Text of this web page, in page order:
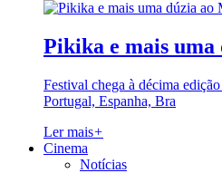
Pikika e mais
Festival chega à décima
Portugal, Espanha, Bra
Ler mais+
Cinema
Notícias